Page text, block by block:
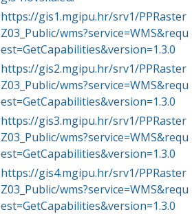
https://gis1.mgipu.hr/srv1/PPRaster
Z03_Public/wms?service=WMS&requ
est=GetCapabilities&version=1.3.0
https://gis2.mgipu.hr/srv1/PPRaster
Z03_Public/wms?service=WMS&requ
est=GetCapabilities&version=1.3.0
https://gis3.mgipu.hr/srv1/PPRaster
Z03_Public/wms?service=WMS&requ
est=GetCapabilities&version=1.3.0
https://gis4.mgipu.hr/srv1/PPRaster
Z03_Public/wms?service=WMS&requ
est=GetCapabilities&version=1.3.0